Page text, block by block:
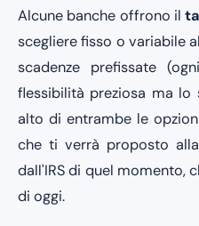
Alcune banche offrono il
scegliere fisso o variabile
scadenze prefissate
flessibilità preziosa ma lo
alto di entrambe le
che ti verrà proposto
dall'IRS di quel momento,
di oggi.